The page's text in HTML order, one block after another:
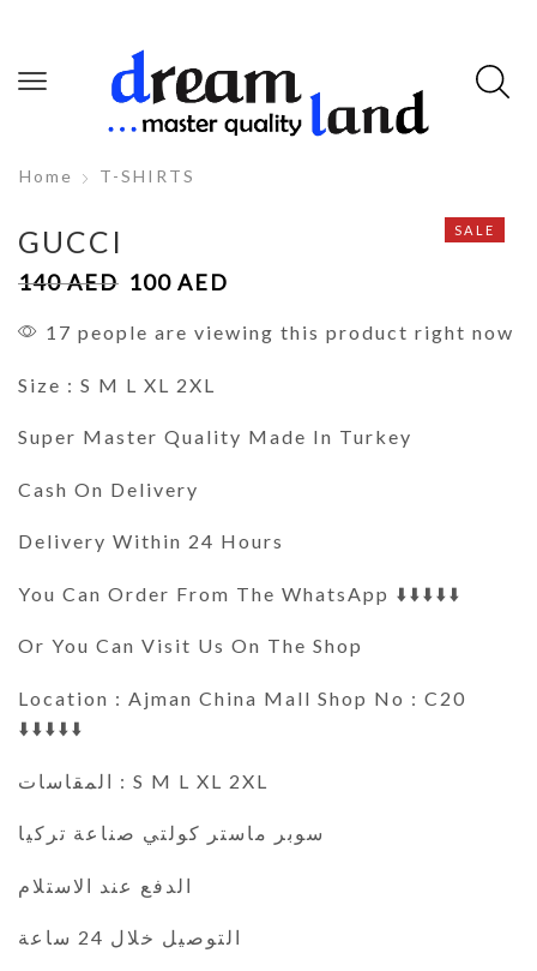
Home T-SHIRTS
SALE
GUCCI
140AED 100 AED
17 people are viewing this product right now
Size : S M L XL 2XL
Super Master Quality Made In Turkey
Cash On Delivery
Delivery Within 24 Hours
You Can Order From The WhatsApp ⬇️⬇️⬇️⬇️⬇️
Or You Can Visit Us On The Shop
Location : Ajman China Mall Shop No : C20
⬇️⬇️⬇️⬇️⬇️
المقاسات : S M L XL 2XL
سوبر ماستر كولتي صناعة تركيا
الدفع عند الاستلام
التوصيل خلال 24 ساعة